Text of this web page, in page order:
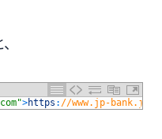
>https : //www.jp-